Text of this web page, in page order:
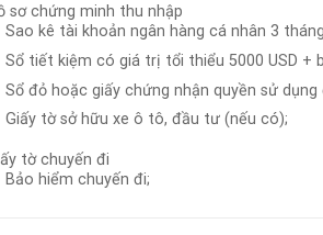
sơ chứng minh thu nhập
Sao kê tài khoản ngân hàng cá nhân 3
Sổ tiết kiệm có giá trị tổi thiểu 5000 USD +
Sổ đỏ hoặc giấy chứng nhận quyền sử
Giấy tờ sở hữu xe ô tô, đầu tư (nếu có);
tờ chuyến đi
Bảo hiểm chuyến đi;